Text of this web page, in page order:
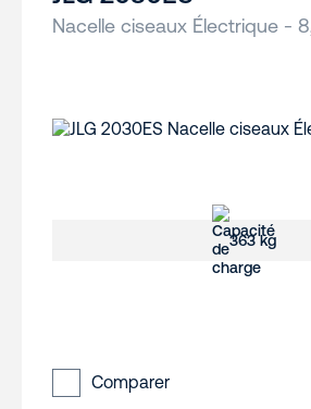
Nacelle ciseaux Électrique -
363 kg
Comparer